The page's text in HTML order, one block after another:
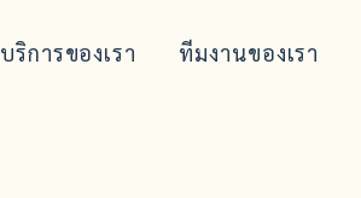
บริการของเรา ทีมงานของเรา